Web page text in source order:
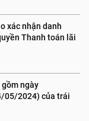
xác nhận danh
Thanh toán lãi
ngày
05/2024) của trái